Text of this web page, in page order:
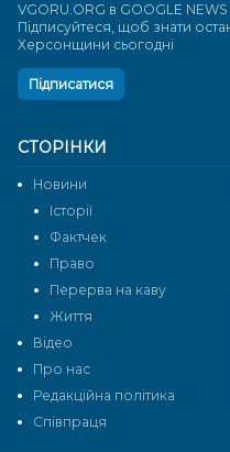
СТОРІНКИ
Новини
Історії
Фактчек
Право
Перерва на каву
Життя
Відео
Про нас
Редакційна політика
Cпівпраця
VGORU.ORG в GOOGLE NEWS
Підписуйтеся, щоб знати
Херсонщини сьогодні
Підписатися